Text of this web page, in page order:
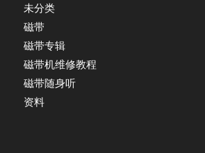
未分类
磁带
磁带专辑
磁带机维修教程
磁带随身听
资料